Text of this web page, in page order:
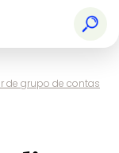
de grupo de contas